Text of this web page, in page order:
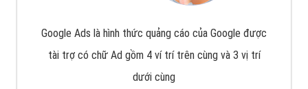
Google Ads là hình thức quảng cáo của Google được
tài trợ có chữ Ad gồm 4 ví trí trên cùng và 3 vị trí
dưới cùng